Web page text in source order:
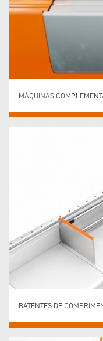
MÁQUINAS
BATENTES DE